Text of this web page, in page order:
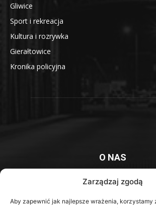
Zarządzaj zgodą
Aby zapewnić jak najlepsze wrażenia, korzystamy
Gliwice
Sport i rekreacja
Kultura i rozrywka
Gierałtowice
Kronika policyjna
O NAS
Platforma informacyjna mieszkańców
Kontakt z redakcją:redakcja@iknurow.pl